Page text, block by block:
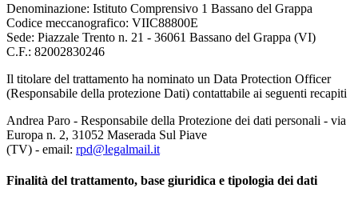
Denominazione: Istituto Comprensivo 1 Bassano del Grappa
Codice meccanografico: VIIC88800E
Sede: Piazzale Trento n. 21 - 36061 Bassano del Grappa (VI)
C.F.: 82002830246
Il titolare del trattamento ha nominato un Data Protection Officer
(Responsabile della protezione Dati) contattabile ai seguenti recapiti
Andrea Paro - Responsabile della Protezione dei dati personali - via
Europa n. 2, 31052 Maserada Sul Piave
(TV) - email: rpd@legalmail.it
Finalità del trattamento, base giuridica e tipologia dei dati